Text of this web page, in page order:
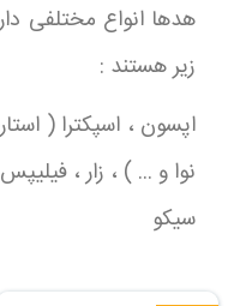
هدها انواع مختلفی
زیر هستند :
اپسون ، اسپکترا (
نوا و ... ) ، زار ،
سیکو